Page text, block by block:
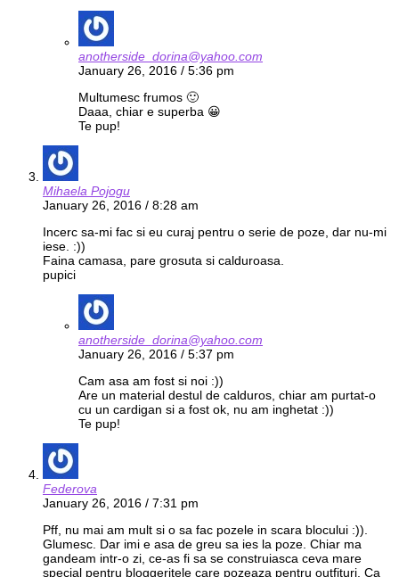
anotherside_dorina@yahoo.com
January 26, 2016 / 5:36 pm
Multumesc frumos 🙂
Daaa, chiar e superba 😀
Te pup!
Mihaela Pojogu
January 26, 2016 / 8:28 am
Incerc sa-mi fac si eu curaj pentru o serie de poze, dar nu-mi
iese. :))
Faina camasa, pare grosuta si calduroasa.
pupici
anotherside_dorina@yahoo.com
January 26, 2016 / 5:37 pm
Cam asa am fost si noi :))
Are un material destul de calduros, chiar am purtat-o
cu un cardigan si a fost ok, nu am inghetat :))
Te pup!
Federova
January 26, 2016 / 7:31 pm
Pff, nu mai am mult si o sa fac pozele in scara blocului :)).
Glumesc. Dar imi e asa de greu sa ies la poze. Chiar ma
gandeam intr-o zi, ce-as fi sa se construiasca ceva mare
special pentru bloggeritele care pozeaza pentru outfituri. Ca